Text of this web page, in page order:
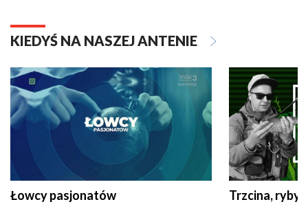
KIEDYŚ NA NASZEJ ANTENIE
Łowcy pasjonatów Trzcina, ryby